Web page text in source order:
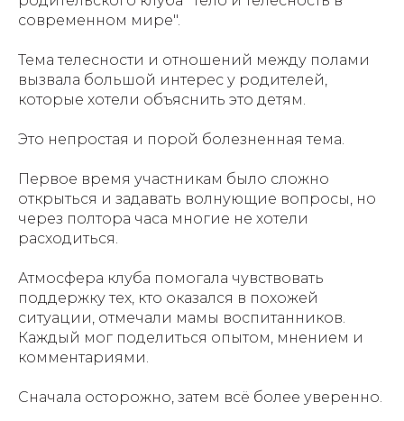
современном мире".
Тема телесности и отношений между полами
вызвала большой интерес у родителей,
которые хотели объяснить это детям.
Это непростая и порой болезненная тема.
Первое время участникам было сложно
открыться и задавать волнующие вопросы, но
через полтора часа многие не хотели
расходиться.
Атмосфера клуба помогала чувствовать
поддержку тех, кто оказался в похожей
ситуации, отмечали мамы воспитанников.
Каждый мог поделиться опытом, мнением и
комментариями.
Сначала осторожно, затем всё более уверенно.